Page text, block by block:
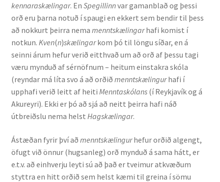
Administration
CV
Publications
Research
Teaching
kennaraskælingar. En Spegillinnvar gamanblað og þessi
orð eru þarna notuð í spaugi en ekkert sem bendir til þess
að nokkurt þeirra nema menntskælingarhafi komist í
notkun. Kven(n)skælingarkom þó til löngu síðar, en á
seinni árum hefur verið eitthvað um að orð af þessu tagi
væru mynduð af sérnöfnum – heitum einstakra skóla
(reyndar má líta svo á að orðið menntskælingurhafi í
upphafi verið leitt af heiti Menntaskólans (í Reykjavík og á
Akureyri). Ekki er þó að sjá að neitt þeirra hafi náð
útbreiðslu nema helst Hagskælingar.
Ástæðan fyrir því að menntskælingurhefur orðið algengt,
öfugt við önnur (hugsanleg) orð mynduð á sama hátt, er
e.t.v. að einhverju leyti sú að það er tveimur atkvæðum
styttra en hitt orðið sem helst kæmi til greina í sömu